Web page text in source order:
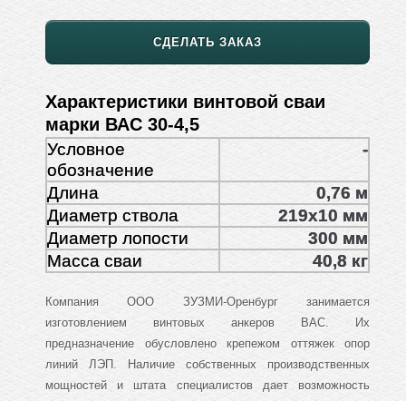
СДЕЛАТЬ ЗАКАЗ
Характеристики винтовой сваи
марки ВАС 30-4,5
Условное
обозначение
-
Длина
0,76 м
Диаметр ствола
219x10 мм
Диаметр лопости
300 мм
Масса сваи
40,8 кг
Компания ООО ЗУЗМИ-Оренбург занимается
изготовлением винтовых анкеров ВАС. Их
предназначение обусловлено крепежом оттяжек опор
линий ЛЭП. Наличие собственных производственных
мощностей и штата специалистов дает возможность